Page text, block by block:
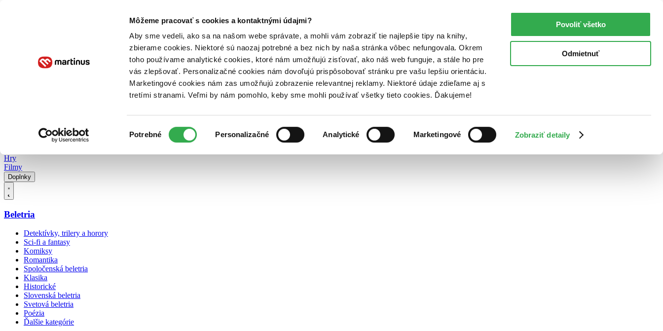
Môžeme pracovať s cookies a kontaktnými údajmi?
Aby sme vedeli, ako sa na našom webe správate, a mohli vám zobraziť tie najlepšie tipy na knihy,
zbierame cookies. Niektoré sú naozaj potrebné a bez nich by naša stránka vôbec nefungovala. Okrem
toho používame analytické cookies, ktoré nám umožňujú zisťovať, ako náš web funguje, a stále ho pre
vás zlepšovať. Personalizačné cookies nám dovoľujú prispôsobovať stránku pre vašu lepšiu orientáciu.
Marketingové cookies nám zas umožňujú zobrazenie relevantnej reklamy. Niektoré údaje zdieľame aj s
tretími stranami. Veľmi by nám pomohlo, keby sme mohli používať všetky tieto cookies. Ďakujeme!
súhlasu
Potrebné Personalizačné Analytické Marketingové Zobraziť detaily
Povoliť všetko
Odmietnuť
Poukážky Kontakt
Hry
Filmy
Doplnky
Beletria
Detektívky, trilery a horory
Sci-fi a fantasy
Komiksy
Romantika
Spoločenská beletria
Klasika
Historické
Slovenská beletria
Svetová beletria
Poézia
Ďalšie kategórie